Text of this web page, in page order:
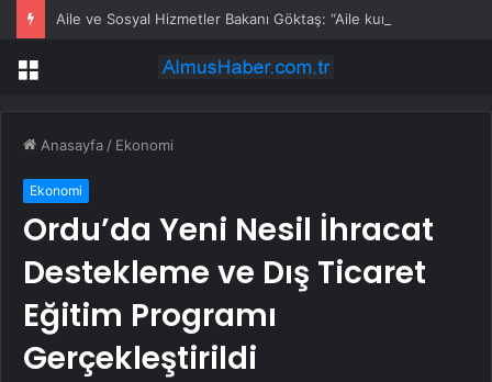
Menü
Anasayfa / Ekonomi
Ekonomi
Ordu’da Yeni Nesil İhracat
Destekleme ve Dış Ticaret
Eğitim Programı
Gerçekleştirildi